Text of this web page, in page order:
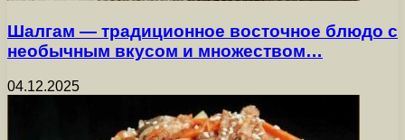
Шалгам — традиционное восточное блюдо с
необычным вкусом и множеством…
04.12.2025